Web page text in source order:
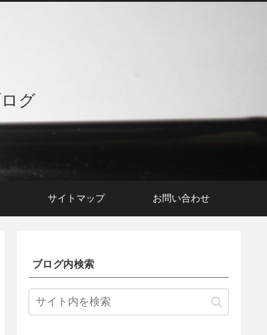
グ
サイトマップ お問い合わせ
ブログ内検索